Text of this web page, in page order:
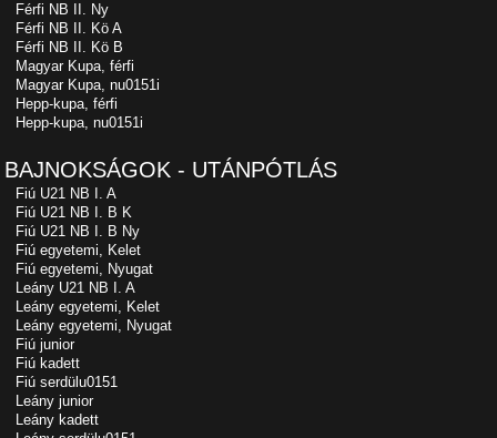
Férfi NB II. Ny
Férfi NB II. Kö A
Férfi NB II. Kö B
Magyar Kupa, férfi
Magyar Kupa, nu0151i
Hepp-kupa, férfi
Hepp-kupa, nu0151i
BAJNOKSÁGOK - UTÁNPÓTLÁS
Fiú U21 NB I. A
Fiú U21 NB I. B K
Fiú U21 NB I. B Ny
Fiú egyetemi, Kelet
Fiú egyetemi, Nyugat
Leány U21 NB I. A
Leány egyetemi, Kelet
Leány egyetemi, Nyugat
Fiú junior
Fiú kadett
Fiú serdülu0151
Leány junior
Leány kadett